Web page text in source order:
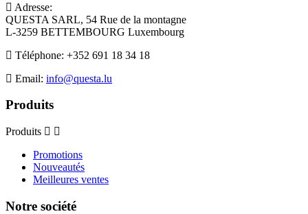
Adresse:
QUESTA SARL, 54 Rue de la montagne
L-3259 BETTEMBOURG Luxembourg
Téléphone: +352 691 18 34 18
Email: info@questa.lu
Produits
Produits
Promotions
Nouveautés
Meilleures ventes
Notre société